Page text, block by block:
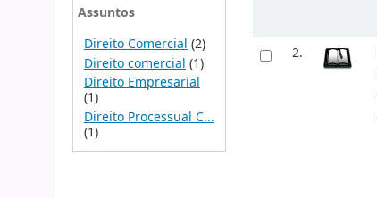
Assuntos
Direito Comercial (2)
Direito comercial (1)
Direito Empresarial
(1)
Direito Processual C...
(1)
2.